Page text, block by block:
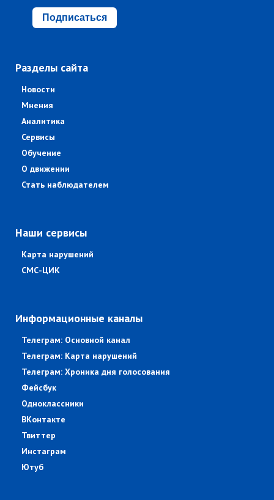
Подписаться
Разделы сайта
Новости
Мнения
Аналитика
Сервисы
Обучение
О движении
Стать наблюдателем
Наши сервисы
Карта нарушений
СМС-ЦИК
Информационные каналы
Телеграм: Основной канал
Телеграм: Карта нарушений
Телеграм: Хроника дня голосования
Фейсбук
Одноклассники
ВКонтакте
Твиттер
Инстаграм
Ютуб